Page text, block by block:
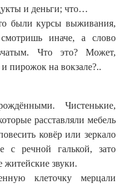
и деньги; что…
были курсы выживания,
иначе, а слово
Что это? Может,
и пирожок на вокзале?..
Чистенькие,
расставляли мебель
ковёр или зеркало
с речной галькой, зато
житейские звуки.
клеточку мерцали